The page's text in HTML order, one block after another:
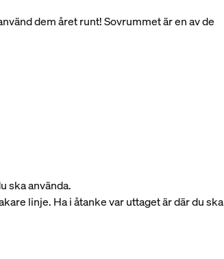
dem året runt! Sovrummet är en av de
ska använda.
linje. Ha i åtanke var uttaget är där du ska